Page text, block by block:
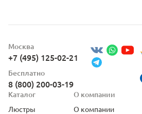
Москва
+7 (495) 125-02-21
Бесплатно
8 (800) 200-03-19
Каталог
Люстры
О компании
О компании